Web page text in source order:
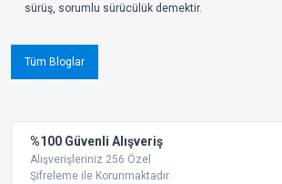
sürüş, sorumlu sürücülük demektir.
Tüm Bloglar
%100 Güvenli Alışveriş
Alışverişleriniz 256 Özel
Şifreleme ile Korunmaktadır.